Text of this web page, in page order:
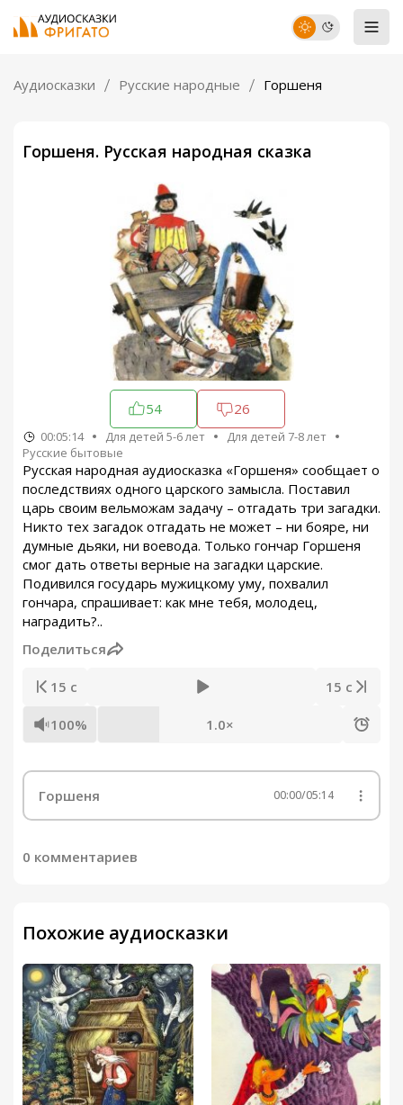
Аудиосказки Русские народные Горшеня
Горшеня. Русская народная сказка
54 26
00:05:14 Для детей 5-6 лет
Для детей 7-8 лет
Русские бытовые
Русская народная аудиосказка «Горшеня» сообщает о
последствиях одного царского замысла. Поставил
царь своим вельможам задачу – отгадать три загадки.
Никто тех загадок отгадать не может – ни бояре, ни
думные дьяки, ни воевода. Только гончар Горшеня
смог дать ответы верные на загадки царские.
Подивился государь мужицкому уму, похвалил
гончара, спрашивает: как мне тебя, молодец,
наградить?..
Поделиться
15 с 15 с
100% 1.0×
Горшеня 00:00/05:14
0 комментариев
Похожие аудиосказки